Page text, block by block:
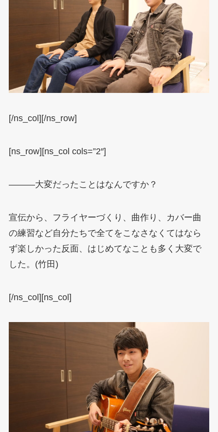
[/ns_col][/ns_row]
[ns_row][ns_col cols=”2″]
―――大変だったことはなんですか？
宣伝から、フライヤーづくり、曲作り、カバー曲
の練習など自分たちで全てをこなさなくてはなら
ず楽しかった反面、はじめてなことも多く大変で
した。(竹田)
[/ns_col][ns_col]